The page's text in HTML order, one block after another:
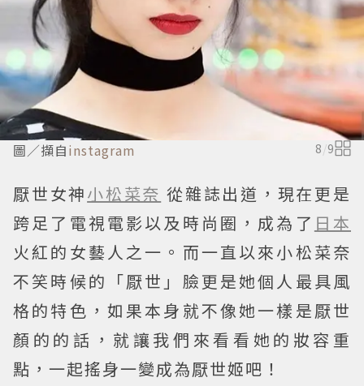
圖／擷自instagram 8/9
厭世女神小松菜奈 從雜誌出道，現在更是
跨足了電視電影以及時尚圈，成為了 日本
火紅的女藝人之一。而一直以來小松菜奈
不笑時候的「厭世」臉更是她個人最具風
格的特色，如果本身就不像她一樣是厭世
顏的的話，就讓我們來看看她的妝容重
點，一起搖身一變成為厭世姬吧！